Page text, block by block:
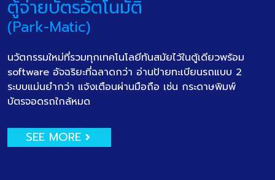
ตู้จ่ายบัตรอัตโนมัติ
(Park-Matic)
นวัตกรรมใหม่ที่รวมทุกเทคโนโลยีทันสมัยไว้ในตู้เดียวพร้อม
software อัจฉริยะที่ฉลาดกว่า อ่านป้ายทะเบียนรถแบบ 2
ระบบแม่นยำกว่า แจ้งเตือนผ่านมือถือ เช่น กระดาษพิมพ์
บัตรจอดรถใกล้หมด
SEE MORE